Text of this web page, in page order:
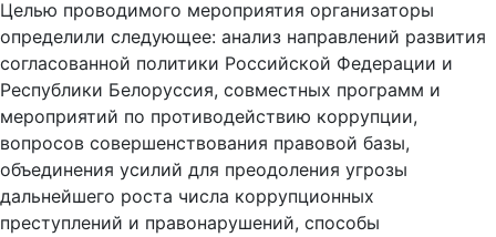
Целью проводимого мероприятия организаторы
определили следующее: анализ направлений развития
согласованной политики Российской Федерации и
Республики Белоруссия, совместных программ и
мероприятий по противодействию коррупции,
вопросов совершенствования правовой базы,
объединения усилий для преодоления угрозы
дальнейшего роста числа коррупционных
преступлений и правонарушений, способы